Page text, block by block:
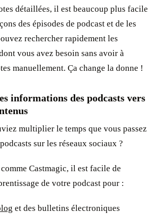
détaillées, il est beaucoup plus facile
des épisodes de podcast et de les
rechercher rapidement les
vous avez besoin sans avoir à
manuellement. Ça change la donne !
informations des podcasts vers
multiplier le temps que vous passez
sur les réseaux sociaux ?
Castmagic, il est facile de
de votre podcast pour :
et des bulletins électroniques